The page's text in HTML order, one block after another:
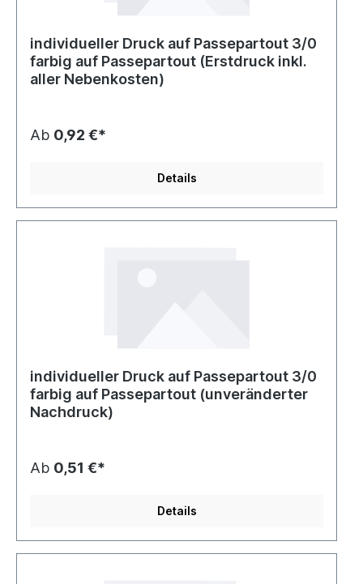
individueller Druck auf Passepartout 3/0
farbig auf Passepartout (Erstdruck inkl.
aller Nebenkosten)
Ab 0,92 €*
Details
individueller Druck auf Passepartout 3/0
farbig auf Passepartout (unveränderter
Nachdruck)
Ab 0,51 €*
Details